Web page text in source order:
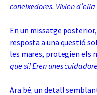
coneixedores. Vivien
En un missatge posterior,
resposta a una qüestió
les mares, protegien els
que sí! Eren unes
Ara bé, un detall